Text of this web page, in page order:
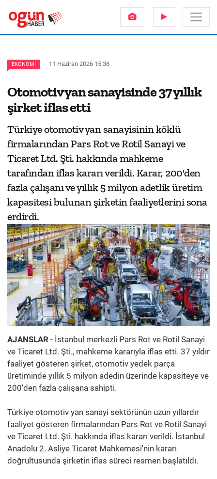
EKONOMI 11 Haziran 2026 15:38
Otomotiv yan sanayisinde 37 yıllık
şirket iflas etti
Türkiye otomotiv yan sanayisinin köklü
firmalarından Pars Rot ve Rotil Sanayi ve
Ticaret Ltd. Şti. hakkında mahkeme
tarafından iflas kararı verildi. Karar, 200'den
fazla çalışanı ve yıllık 5 milyon adetlik üretim
kapasitesi bulunan şirketin faaliyetlerini sona
erdirdi.
AJANSLAR - İstanbul merkezli Pars Rot ve Rotil Sanayi
ve Ticaret Ltd. Şti., mahkeme kararıyla iflas etti. 37 yıldır
faaliyet gösteren şirket, otomotiv yedek parça
üretiminde yıllık 5 milyon adedin üzerinde kapasiteye ve
200'den fazla çalışana sahipti.
Türkiye otomotiv yan sanayi sektörünün uzun yıllardır
faaliyet gösteren firmalarından Pars Rot ve Rotil Sanayi
ve Ticaret Ltd. Şti. hakkında iflas kararı verildi. İstanbul
Anadolu 2. Asliye Ticaret Mahkemesi'nin kararı
doğrultusunda şirketin iflas süreci resmen başlatıldı.